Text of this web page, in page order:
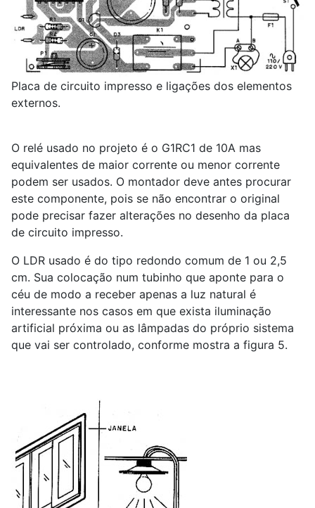
Placa de circuito impresso e ligações dos elementos
externos.
O relé usado no projeto é o G1RC1 de 10A mas
equivalentes de maior corrente ou menor corrente
podem ser usados. O montador deve antes procurar
este componente, pois se não encontrar o original
pode precisar fazer alterações no desenho da placa
de circuito impresso.
O LDR usado é do tipo redondo comum de 1 ou 2,5
cm. Sua colocação num tubinho que aponte para o
céu de modo a receber apenas a luz natural é
interessante nos casos em que exista iluminação
artificial próxima ou as lâmpadas do próprio sistema
que vai ser controlado, conforme mostra a figura 5.